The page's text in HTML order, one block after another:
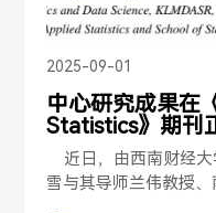
有加性多指标成分的
捉潜在特征与响应变
通过对回归系数矩阵施
息，从而提高估计效率
分布不作假设，因此具
型估计方面，我们构
架以获得高效且稳健的
2025-09-01
中心研究成果在
Statistics》期刊
近日，由西南财经大
雪与其导师兰伟教授